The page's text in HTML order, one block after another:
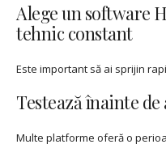
Alege un software
tehnic constant
Este important să ai sprijin
Testează înainte de
Multe platforme oferă o